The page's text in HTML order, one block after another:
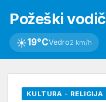
Požeški vodič
☀19°CVedro2 km/h
KULTURA - RELIGIJA